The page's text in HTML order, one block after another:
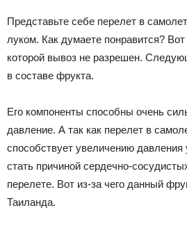
Представьте себе перелет в
луком. Как думаете понравится?
которой вывоз не разрешен.
в составе фрукта.
Его компоненты способны очень
давление. А так как перелет в
способствует увеличению
стать причиной сердечно-
перелете. Вот из-за чего данный
Таиланда.